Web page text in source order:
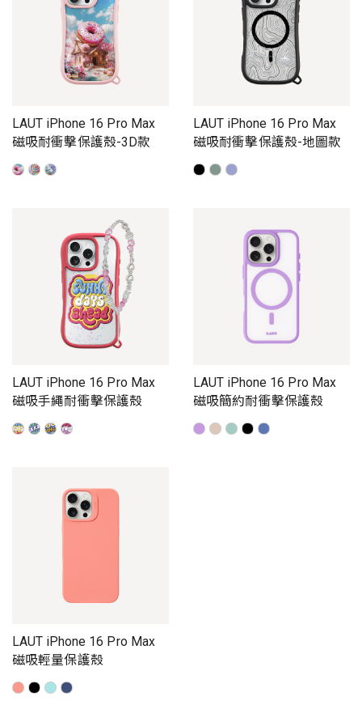
LAUT iPhone 16 Pro Max
磁吸耐衝擊保護殼-3D款
LAUT iPhone 16 Pro Max
磁吸耐衝擊保護殼-地圖款
LAUT iPhone 16 Pro Max
磁吸手繩耐衝擊保護殼
LAUT iPhone 16 Pro Max
磁吸簡約耐衝擊保護殼
LAUT iPhone 16 Pro Max
磁吸輕量保護殼